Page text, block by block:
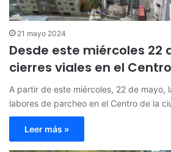
21 mayo 2024
Desde este miércoles 22
cierres viales en el
A partir de este miércoles, 22 de mayo,
labores de parcheo en el Centro de la
Leer más »